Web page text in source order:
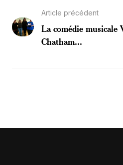
Article précédent
La comédie musicale
Chatham...